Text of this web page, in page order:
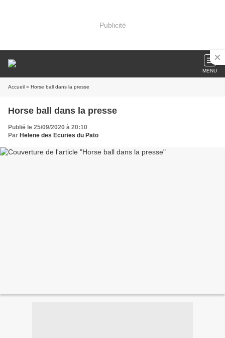
Publicité
MENU
Accueil » Horse ball dans la presse
Horse ball dans la presse
Publié le 25/09/2020 à 20:10
Par Helene des Ecuries du Pato